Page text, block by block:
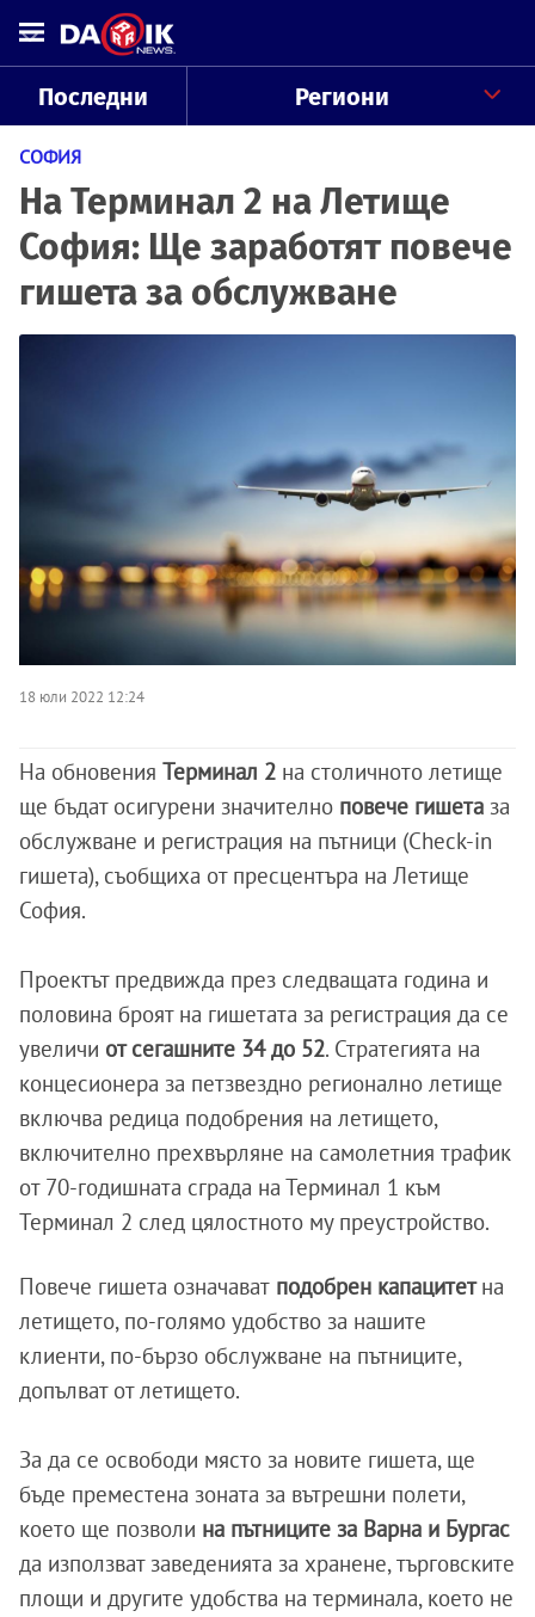
Последни Региони
СОФИЯ
На Терминал 2 на Летище
София: Ще заработят повече
гишета за обслужване
18 юли 2022 12:24
На обновения Терминал 2 на столичното летище
ще бъдат осигурени значително повече гишета за
обслужване и регистрация на пътници (Check-in
гишета), съобщиха от пресцентъра на Летище
София.
Проектът предвижда през следващата година и
половина броят на гишетата за регистрация да се
увеличи от сегашните 34 до 52. Стратегията на
концесионера за петзвездно регионално летище
включва редица подобрения на летището,
включително прехвърляне на самолетния трафик
от 70-годишната сграда на Терминал 1 към
Терминал 2 след цялостното му преустройство.
Повече гишета означават подобрен капацитетна
летището, по-голямо удобство за нашите
клиенти, по-бързо обслужване на пътниците,
допълват от летището.
За да се освободи място за новите гишета, ще
бъде преместена зоната за вътрешни полети,
което ще позволи на пътниците за Варна и Бургас
да използват заведенията за хранене, търговските
площи и другите удобства на терминала, което не